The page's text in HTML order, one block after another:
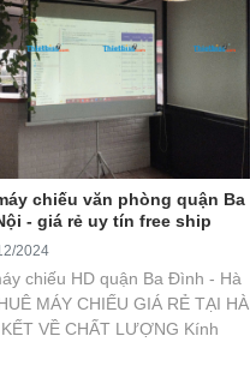
chiếu văn phòng quận Ba
- giá rẻ uy tín free ship
2024
chiếu HD quận Ba Đình - Hà
MÁY CHIẾU GIÁ RẺ TẠI HÀ
VỀ CHẤT LƯỢNG Kính